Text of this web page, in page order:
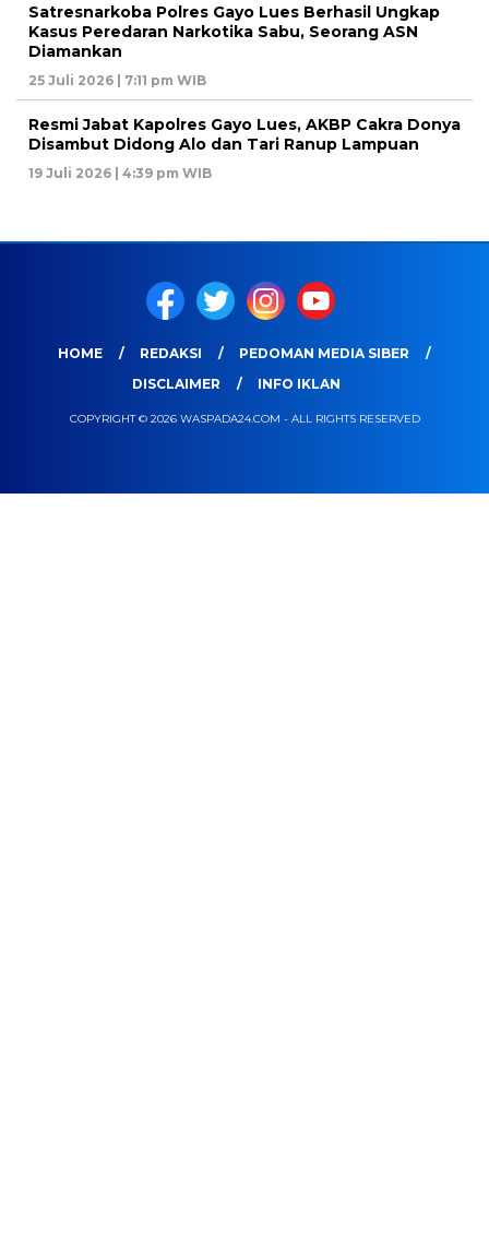
Satresnarkoba Polres Gayo Lues Berhasil Ungkap
Kasus Peredaran Narkotika Sabu, Seorang ASN
Diamankan
25 Juli 2026 | 7:11 pm WIB
Resmi Jabat Kapolres Gayo Lues, AKBP Cakra Donya
Disambut Didong Alo dan Tari Ranup Lampuan
19 Juli 2026 | 4:39 pm WIB
HOME REDAKSI
PEDOMAN MEDIA SIBER
DISCLAIMER
INFO IKLAN
COPYRIGHT © 2026 WASPADA24.COM - ALL RIGHTS RESERVED